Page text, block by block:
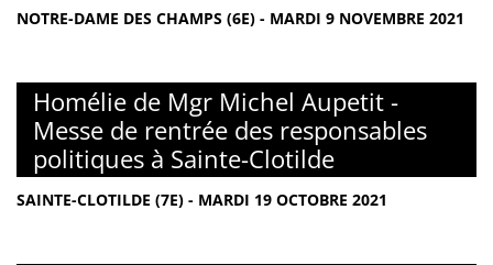
NOTRE-DAME DES CHAMPS (6E) - MARDI 9 NOVEMBRE 2021
Homélie de Mgr Michel Aupetit -
Messe de rentrée des responsables
politiques à Sainte-Clotilde
SAINTE-CLOTILDE (7E) - MARDI 19 OCTOBRE 2021